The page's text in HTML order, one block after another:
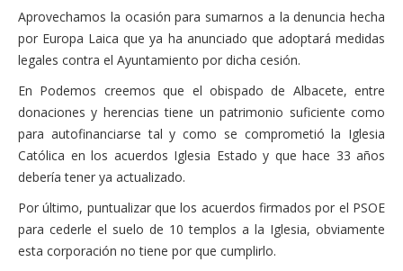
Aprovechamos la ocasión para sumarnos a la denuncia hecha
por Europa Laica que ya ha anunciado que adoptará medidas
legales contra el Ayuntamiento por dicha cesión.
En Podemos creemos que el obispado de Albacete, entre
donaciones y herencias tiene un patrimonio suficiente como
para autofinanciarse tal y como se comprometió la Iglesia
Católica en los acuerdos Iglesia Estado y que hace 33 años
debería tener ya actualizado.
Por último, puntualizar que los acuerdos firmados por el PSOE
para cederle el suelo de 10 templos a la Iglesia, obviamente
esta corporación no tiene por que cumplirlo.